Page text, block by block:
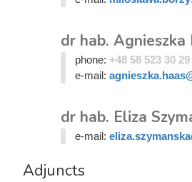
dr hab. Agnieszka
phone: +48 58 523 30 29
e-mail:
dr hab. Eliza
e-mail:
Adjuncts